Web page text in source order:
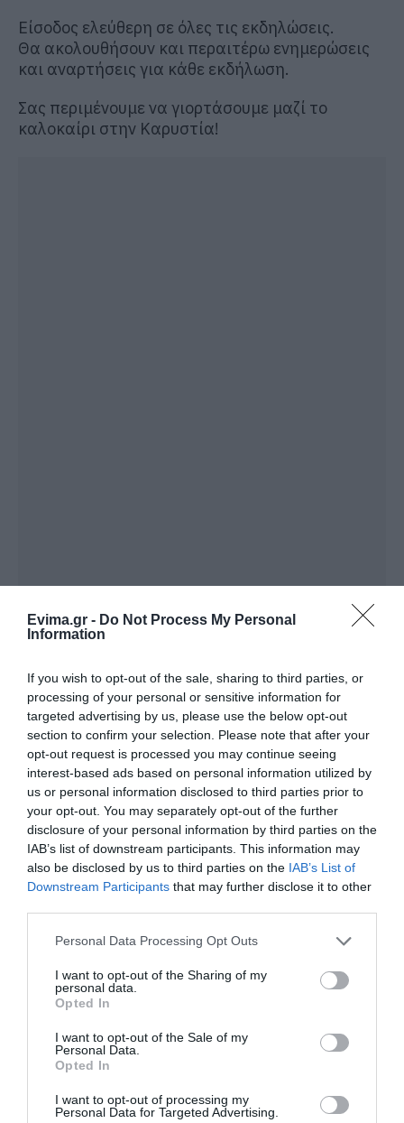
Evima.gr - Do Not Process My Personal
Information
If you wish to opt-out of the sale, sharing to third parties, or
processing of your personal or sensitive information for
targeted advertising by us, please use the below opt-out
section to confirm your selection. Please note that after your
opt-out request is processed you may continue seeing
interest-based ads based on personal information utilized by
us or personal information disclosed to third parties prior to
your opt-out. You may separately opt-out of the further
disclosure of your personal information by third parties on the
IAB’s list of downstream participants. This information may
also be disclosed by us to third parties on the IAB’s List of
Downstream Participants that may further disclose it to other
Please note that this website/app uses one or more Google
not limited to your visit or usage behaviour. You may click to
grant or deny consent to Google and its third-party tags to
use your data for below specified purposes in below Google
consent section.
Personal Data Processing Opt Outs
I want to opt-out of the Sharing of my
personal data.
Opted In
I want to opt-out of the Sale of my
Personal Data.
Opted In
I want to opt-out of processing my
Personal Data for Targeted Advertising.
Είσοδος ελεύθερη σε όλες τις εκδηλώσεις.
Θα ακολουθήσουν και περαιτέρω ενημερώσεις
και αναρτήσεις για κάθε εκδήλωση.
Σας περιμένουμε να γιορτάσουμε μαζί το
καλοκαίρι στην Καρυστία!
ΔΙΑΒΑΣΤΕ ΕΠΙΣΗΣ
Εύβοια: Προσοχή! Που απαγορεύεται η
κυκλοφορία οχημάτων και πεζών
Γνωρίζατε ότι υπάρχει Λουτράκι και στην
Εύβοια;
Διακοπές στην Κάρυστο: Το Χωνί είναι ο
προορισμός για αυθεντικές ελληνικές γεύσεις
Αύγουστος στην Εύβοια! Τι θα γίνει αύριο
βράδυ στα Άνω Στύρα;
Ακολουθήστε το evima.gr στοGoogle News
Διαβάστε όλες τιςειδήσεις για την Εύβοια
Ελλάδακαι τονΚόσμοστοevima.gr
ΕΙΔΗΣΕΙΣ ΕΥΒΟΙΑ
ΕΥΒΟΙΑ ΙΟΥΝΙΟΣ
ΝΕΑ